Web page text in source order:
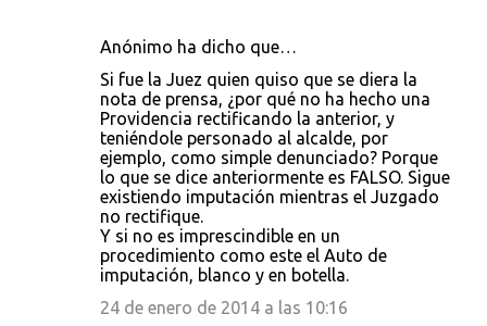
Anónimo ha dicho que…
Si fue la Juez quien quiso que se diera la
nota de prensa, ¿por qué no ha hecho una
Providencia rectificando la anterior, y
teniéndole personado al alcalde, por
ejemplo, como simple denunciado? Porque
lo que se dice anteriormente es FALSO. Sigue
existiendo imputación mientras el Juzgado
no rectifique.
Y si no es imprescindible en un
procedimiento como este el Auto de
imputación, blanco y en botella.
24 de enero de 2014 a las 10:16